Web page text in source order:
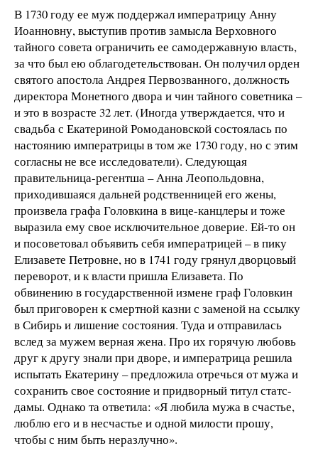
В 1730 году ее муж поддержал императрицу Анну
Иоанновну, выступив против замысла Верховного
тайного совета ограничить ее самодержавную власть,
за что был ею облагодетельствован. Он получил орден
святого апостола Андрея Первозванного, должность
директора Монетного двора и чин тайного советника –
и это в возрасте 32 лет. (Иногда утверждается, что и
свадьба с Екатериной Ромодановской состоялась по
настоянию императрицы в том же 1730 году, но с этим
согласны не все исследователи). Следующая
правительница-регентша – Анна Леопольдовна,
приходившаяся дальней родственницей его жены,
произвела графа Головкина в вице-канцлеры и тоже
выразила ему свое исключительное доверие. Ей-то он
и посоветовал объявить себя императрицей – в пику
Елизавете Петровне, но в 1741 году грянул дворцовый
переворот, и к власти пришла Елизавета. По
обвинению в государственной измене граф Головкин
был приговорен к смертной казни с заменой на ссылку
в Сибирь и лишение состояния. Туда и отправилась
вслед за мужем верная жена. Про их горячую любовь
друг к другу знали при дворе, и императрица решила
испытать Екатерину – предложила отречься от мужа и
сохранить свое состояние и придворный титул статс-
дамы. Однако та ответила: «Я любила мужа в счастье,
люблю его и в несчастье и одной милости прошу,
чтобы с ним быть неразлучно».